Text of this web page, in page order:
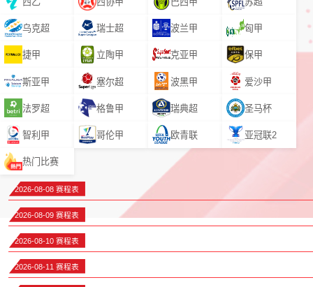
乌克超 瑞士超 波兰甲 匈甲
捷甲 立陶甲 克亚甲 保甲
斯亚甲 塞尔超 波黑甲 爱沙甲
法罗超 格鲁甲 瑞典超 圣马杯
智利甲 哥伦甲 欧青联 亚冠联2
热门比赛
2026-08-08 赛程表
2026-08-09 赛程表
2026-08-10 赛程表
2026-08-11 赛程表